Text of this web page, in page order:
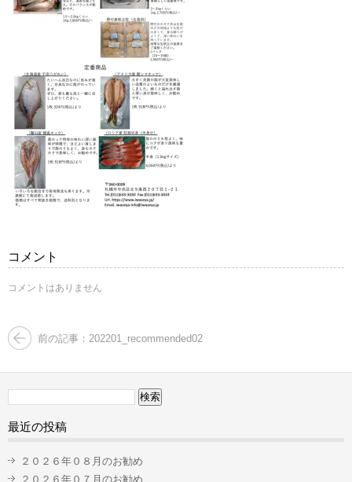
コメント
コメントはありません
前の記事：202201_recommended02
最近の投稿
２０２６年０８月のお勧め
２０２６年０７月のお勧め